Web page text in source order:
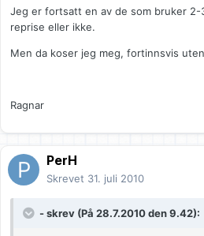
Jeg er fortsatt en av de som bruker 2-
reprise eller ikke.
Men da koser jeg meg, fortinnsvis
Ragnar
PerH
Skrevet 31. juli 2010
- skrev (På 28.7.2010 den 9.42):